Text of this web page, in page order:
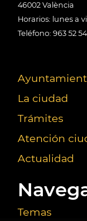
46002 València
Horarios: lunes a
Teléfono: 963 52
La ciudad
Trámites
Atención
Actualidad
Temas